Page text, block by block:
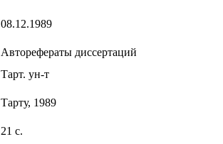
08.12.1989
Авторефераты диссертаций
Тарт. ун-т
Тарту, 1989
21 с.